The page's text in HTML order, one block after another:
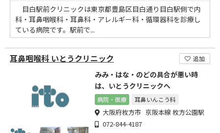
目白駅前クリニックは東京都豊島区目白通り目白駅側で内
科・耳鼻咽喉科・耳鼻科・アレルギー科・循環器科を診療し
ている病院です。駅前で...
耳鼻咽喉科 いとうクリニック 追加
みみ・はな・のどの具合が悪い時
は、いとうクリニックへ
病院・医療 耳鼻いんこう科
大阪府枚方市 京阪本線 枚方公園駅
072-844-4187